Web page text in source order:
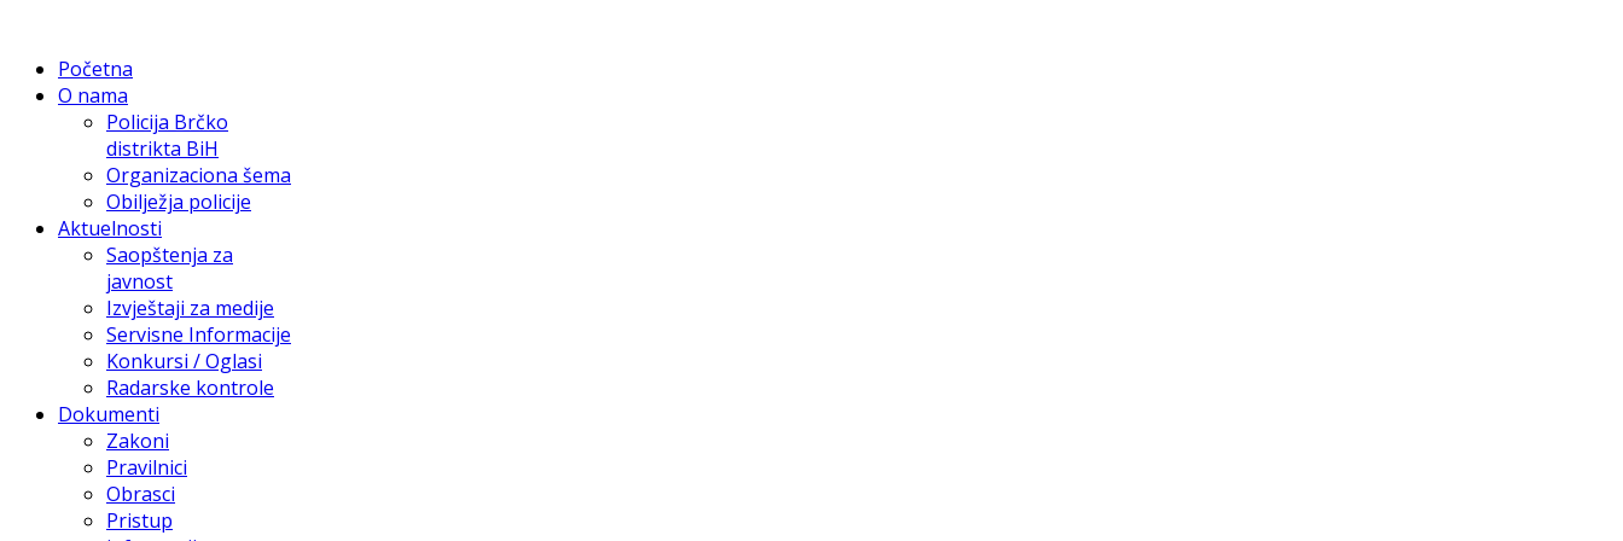
Početna
O nama
Policija Brčko
distrikta BiH
Organizaciona šema
Obilježja policije
Aktuelnosti
Saopštenja za
javnost
Izvještaji za medije
Servisne Informacije
Konkursi / Oglasi
Radarske kontrole
Dokumenti
Zakoni
Pravilnici
Obrasci
Pristup